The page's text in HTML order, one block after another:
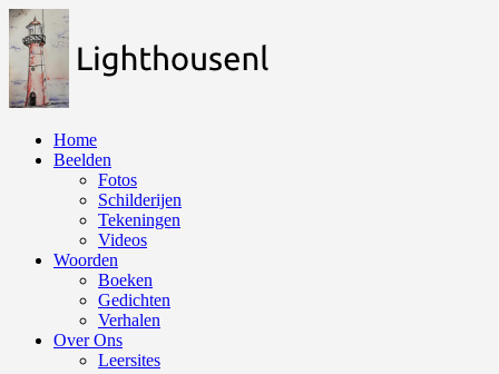
Naar
de
inhoud
springen
Home
Beelden
Fotos
Schilderijen
Tekeningen
Videos
Woorden
Boeken
Gedichten
Verhalen
Over Ons
Leersites